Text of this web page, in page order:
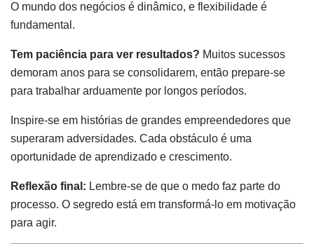
O mundo dos negócios é dinâmico, e flexibilidade é
fundamental.
Tem paciência para ver resultados? Muitos sucessos
demoram anos para se consolidarem, então prepare-se
para trabalhar arduamente por longos períodos.
Inspire-se em histórias de grandes empreendedores que
superaram adversidades. Cada obstáculo é uma
oportunidade de aprendizado e crescimento.
Reflexão final: Lembre-se de que o medo faz parte do
processo. O segredo está em transformá-lo em motivação
para agir.